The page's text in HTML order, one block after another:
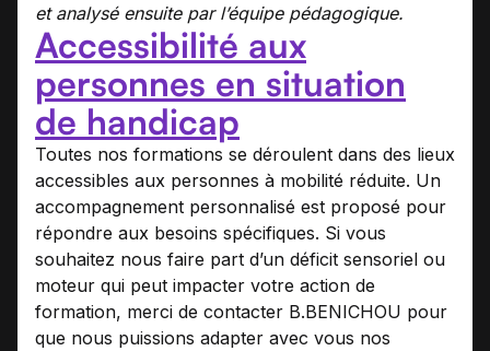
et analysé ensuite par l’équipe pédagogique.
Accessibilité aux
personnes en situation
de handicap
Toutes nos formations se déroulent dans des lieux
accessibles aux personnes à mobilité réduite. Un
accompagnement personnalisé est proposé pour
répondre aux besoins spécifiques. Si vous
souhaitez nous faire part d’un déficit sensoriel ou
moteur qui peut impacter votre action de
formation, merci de contacter B.BENICHOU pour
que nous puissions adapter avec vous nos